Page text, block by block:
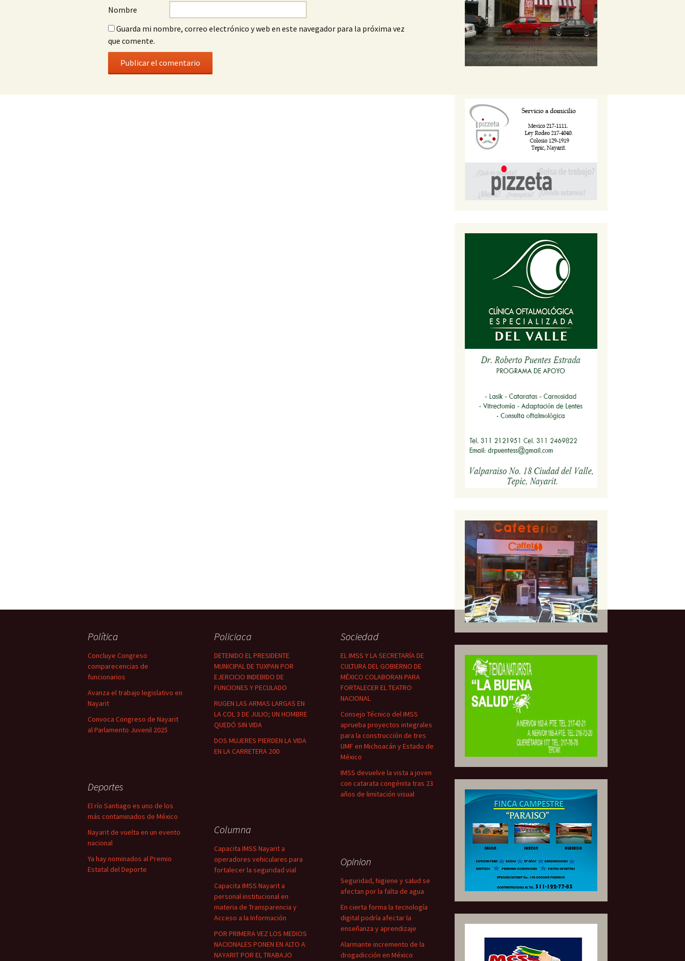
Nombre
Guarda mi nombre, correo electrónico y web en este navegador para la próxima vez
que comente.
Política
Concluye Congreso
comparecencias de
funcionarios
Avanza el trabajo legislativo en
Nayarit
Convoca Congreso de Nayarit
al Parlamento Juvenil 2025
Policiaca
DETENIDO EL PRESIDENTE
MUNICIPAL DE TUXPAN POR
EJERCICIO INDEBIDO DE
FUNCIONES Y PECULADO
RUGEN LAS ARMAS LARGAS EN
LA COL 3 DE JULIO; UN HOMBRE
QUEDÓ SIN VIDA
DOS MUJERES PIERDEN LA VIDA
EN LA CARRETERA 200
Sociedad
EL IMSS Y LA SECRETARÍA DE
CULTURA DEL GOBIERNO DE
MÉXICO COLABORAN PARA
FORTALECER EL TEATRO
NACIONAL
Consejo Técnico del IMSS
aprueba proyectos integrales
para la construcción de tres
UMF en Michoacán y Estado de
México
IMSS devuelve la vista a joven
con catarata congénita tras 23
años de limitación visual
Deportes
El río Santiago es uno de los
más contaminados de México
Nayarit de vuelta en un evento
nacional
Ya hay nominados al Premio
Estatal del Deporte
Columna
Capacita IMSS Nayarit a
operadores vehiculares para
fortalecer la seguridad vial
Capacita IMSS Nayarit a
personal institucional en
materia de Transparencia y
Acceso a la Información
POR PRIMERA VEZ LOS MEDIOS
NACIONALES PONEN EN ALTO A
NAYARIT POR EL TRABAJO
Opinion
Seguridad, higiene y salud se
afectan por la falta de agua
En cierta forma la tecnología
digital podría afectar la
enseñanza y aprendizaje
Alarmante incremento de la
drogadicción en México